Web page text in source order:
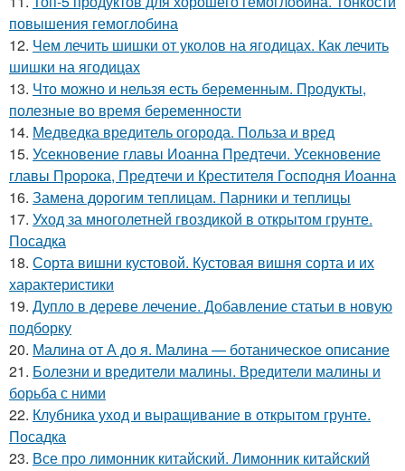
повышения гемоглобина
12. Чем лечить шишки от уколов на ягодицах. Как лечить
шишки на ягодицах
13. Что можно и нельзя есть беременным. Продукты,
полезные во время беременности
14. Медведка вредитель огорода. Польза и вред
15. Усекновение главы Иоанна Предтечи. Усекновение
главы Пророка, Предтечи и Крестителя Господня Иоанна
16. Замена дорогим теплицам. Парники и теплицы
17. Уход за многолетней гвоздикой в открытом грунте.
Посадка
18. Сорта вишни кустовой. Кустовая вишня сорта и их
характеристики
19. Дупло в дереве лечение. Добавление статьи в новую
подборку
20. Малина от А до я. Малина — ботаническое описание
21. Болезни и вредители малины. Вредители малины и
борьба с ними
22. Клубника уход и выращивание в открытом грунте.
Посадка
23. Все про лимонник китайский. Лимонник китайский